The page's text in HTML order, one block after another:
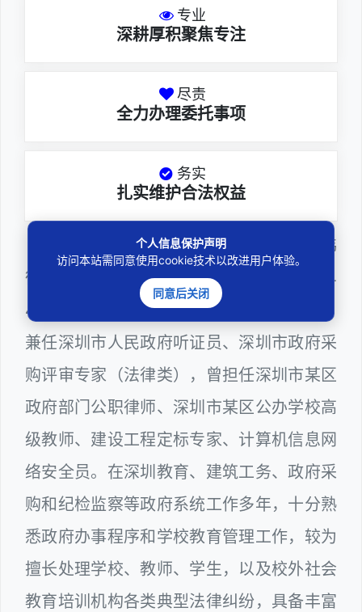
专业
深耕厚积聚焦专注
尽责
全力办理委托事项
务实
扎实维护合法权益
邓杰律师，法律硕士，执业于北京市炜
衡（深圳）律师事务所，律师执业证号为14
403201810022100。邓杰律师现（或曾）
兼任深圳市人民政府听证员、深圳市政府采
购评审专家（法律类），曾担任深圳市某区
政府部门公职律师、深圳市某区公办学校高
级教师、建设工程定标专家、计算机信息网
络安全员。在深圳教育、建筑工务、政府采
购和纪检监察等政府系统工作多年，十分熟
悉政府办事程序和学校教育管理工作，较为
擅长处理学校、教师、学生，以及校外社会
教育培训机构各类典型法律纠纷，具备丰富
个人信息保护声明
访问本站需同意使用cookie技术以改进用户体验。
同意后关闭